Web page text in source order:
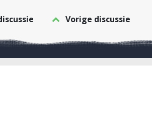
Vorige discussie